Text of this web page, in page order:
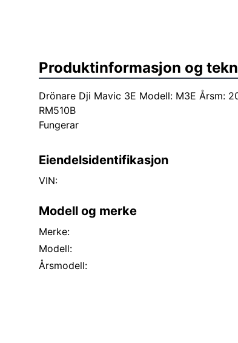
Produktinformasjon og
Drönare Dji Mavic 3E Modell: M3E Årsm:
RM510B
Fungerar
Eiendelsidentifikasjon
VIN:
Modell og merke
Merke:
Modell:
Årsmodell: